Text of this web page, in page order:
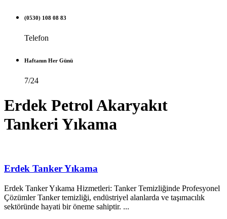
(0530) 108 08 83
Telefon
Haftanın Her Günü
7/24
Erdek Petrol Akaryakıt
Tankeri Yıkama
Erdek Tanker Yıkama
Erdek Tanker Yıkama Hizmetleri: Tanker Temizliğinde Profesyonel
Çözümler Tanker temizliği, endüstriyel alanlarda ve taşımacılık
sektöründe hayati bir öneme sahiptir. ...